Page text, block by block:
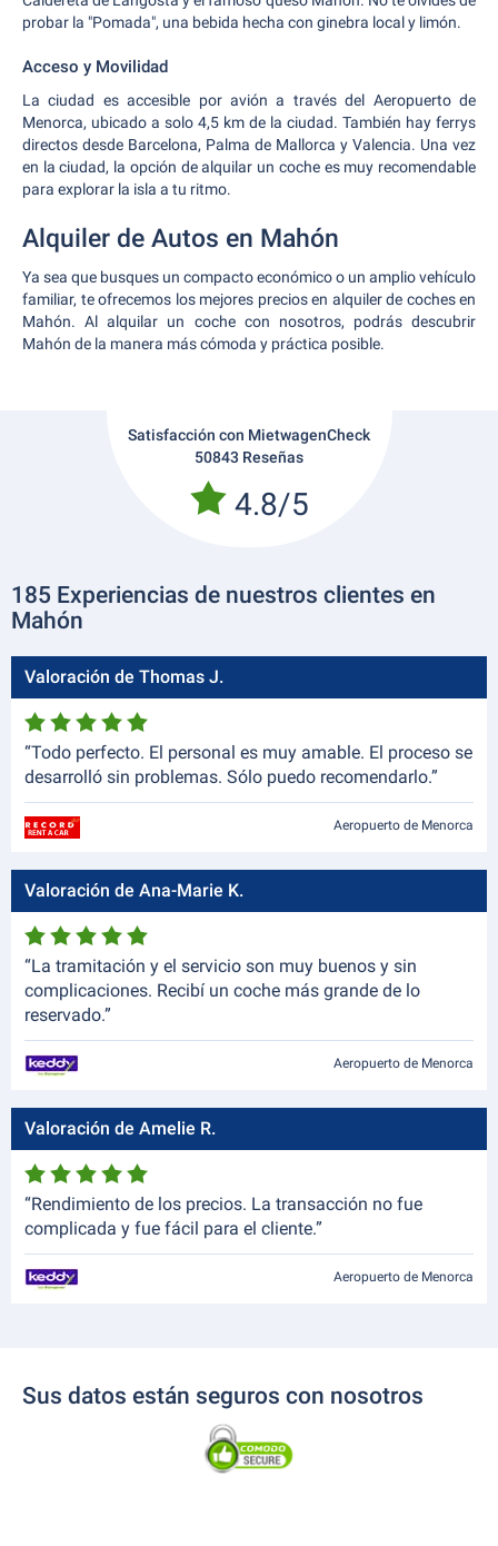
probar la "Pomada", una bebida hecha con ginebra local y limón.
Acceso y Movilidad
La ciudad es accesible por avión a través del Aeropuerto de
Menorca, ubicado a solo 4,5 km de la ciudad. También hay ferrys
directos desde Barcelona, Palma de Mallorca y Valencia. Una vez
en la ciudad, la opción de alquilar un coche es muy recomendable
para explorar la isla a tu ritmo.
Alquiler de Autos en Mahón
Ya sea que busques un compacto económico o un amplio vehículo
familiar, te ofrecemos los mejores precios en alquiler de coches en
Mahón. Al alquilar un coche con nosotros, podrás descubrir
Mahón de la manera más cómoda y práctica posible.
Satisfacción con MietwagenCheck
50843 Reseñas
4.8/5
185 Experiencias de nuestros clientes en
Mahón
Valoración de Thomas J.
“Todo perfecto. El personal es muy amable. El proceso se
desarrolló sin problemas. Sólo puedo recomendarlo.”
Aeropuerto de Menorca
Valoración de Ana-Marie K.
“La tramitación y el servicio son muy buenos y sin
complicaciones. Recibí un coche más grande de lo
reservado.”
Aeropuerto de Menorca
Valoración de Amelie R.
“Rendimiento de los precios. La transacción no fue
complicada y fue fácil para el cliente.”
Aeropuerto de Menorca
Sus datos están seguros con nosotros